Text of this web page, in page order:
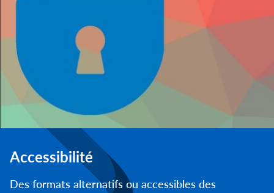
Accessibilité
Des formats alternatifs ou accessibles des